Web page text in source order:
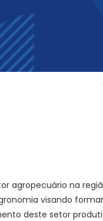
agropecuário na
visando
deste setor